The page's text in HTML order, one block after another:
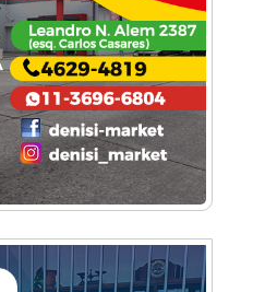
inauguró "El Banquito de
ciclo cultural de la Casa
el Ferrocarril Sarmiento por
de estudiantes de Morón
a la bandera
y cultura se
Morón Se Muestra